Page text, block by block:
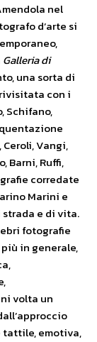
nel
d’arte si
Galleria di
una sorta di
con i
Schifano,
Vangi,
Barni, Ruffi,
corredate
Marini e
e di vita.
fotografie
in generale,
volta un
tattile, emotiva,